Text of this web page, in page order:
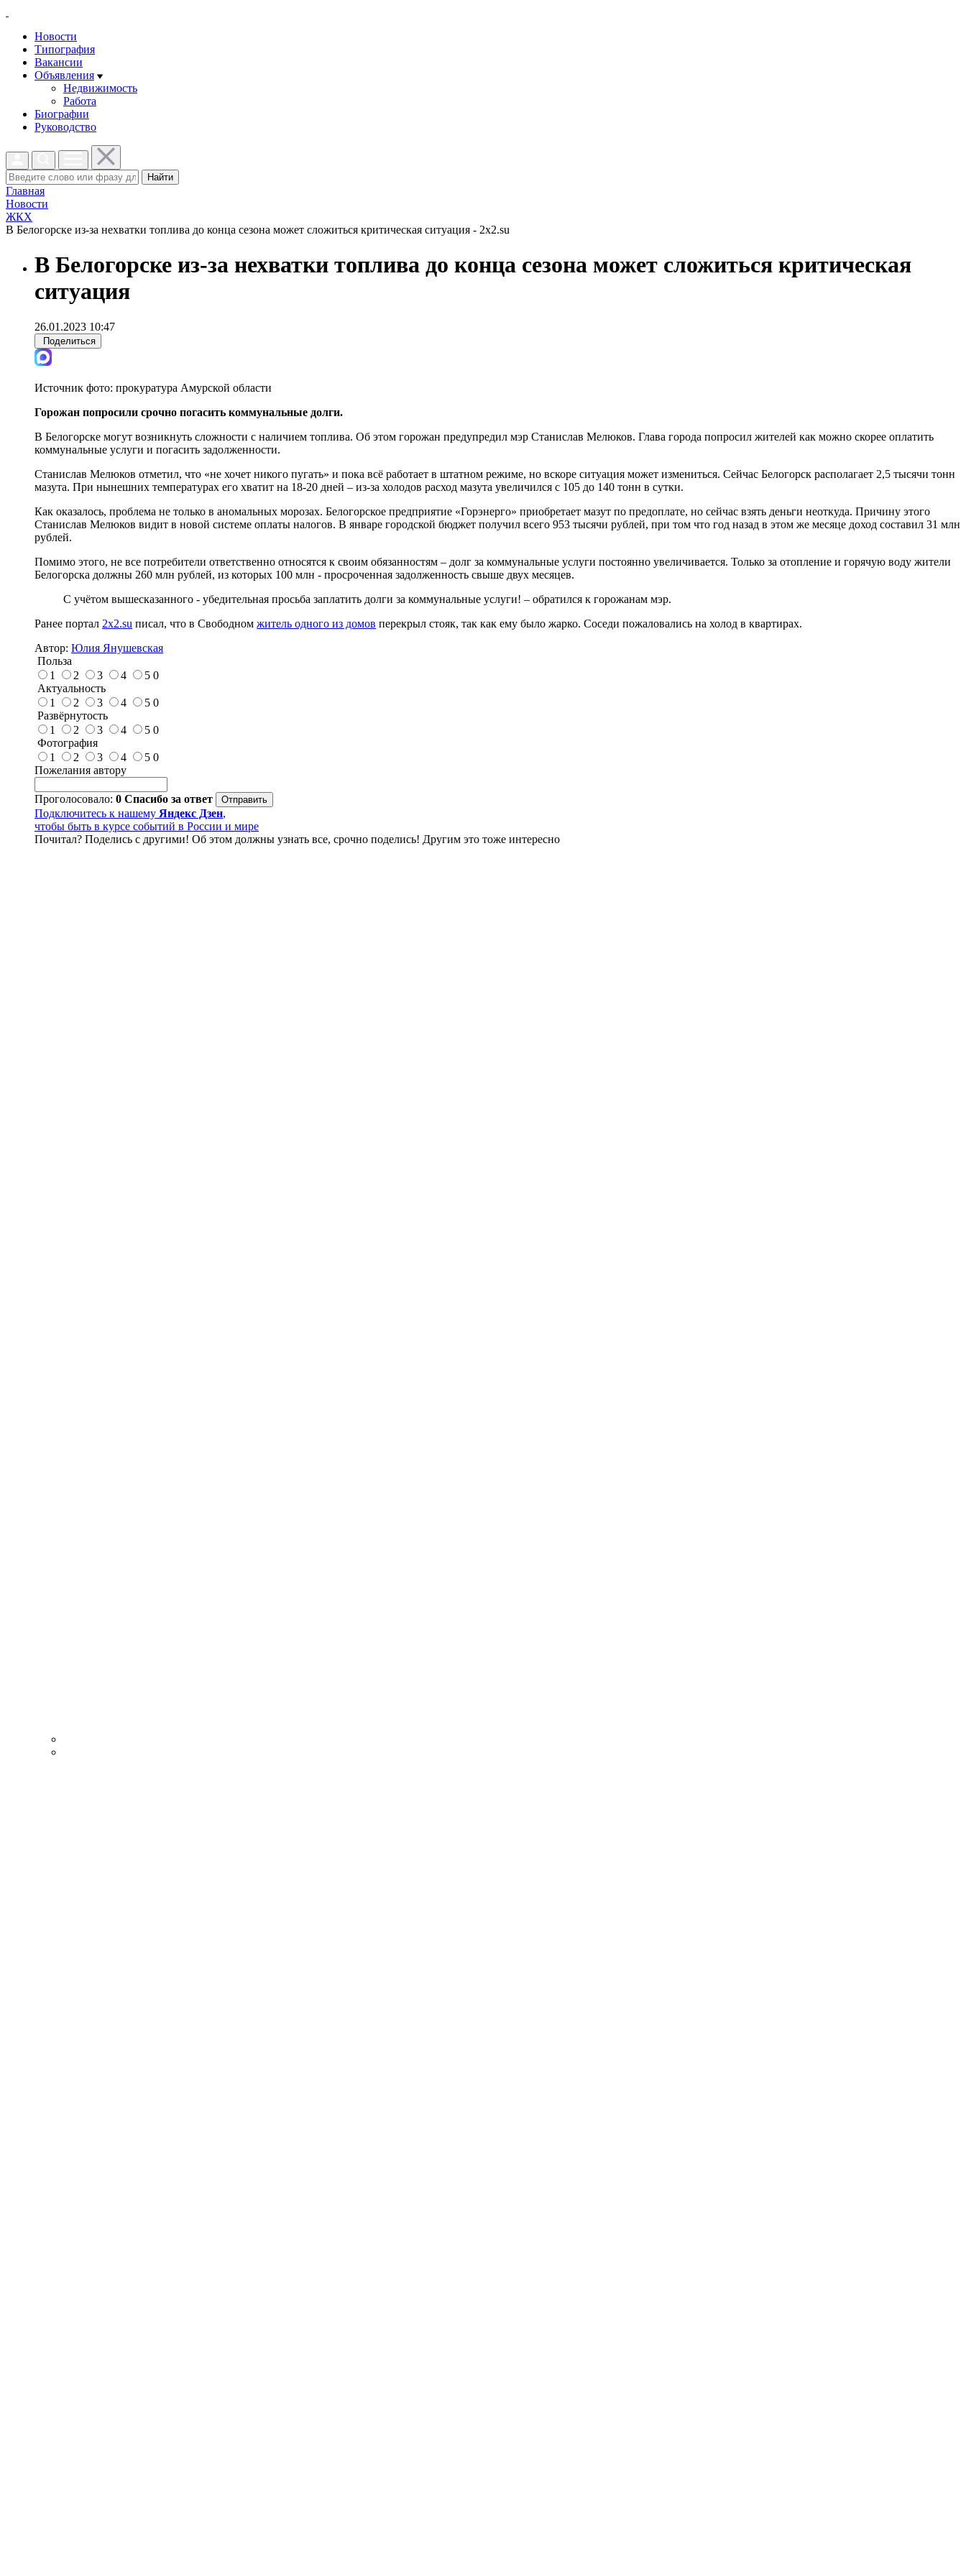
Новости
Типография
Вакансии
Объявления
Недвижимость
Работа
Биографии
Руководство
Найти
Главная
Новости
ЖКХ
В Белогорске из-за нехватки топлива до конца сезона может сложиться критическая ситуация - 2x2.su
В Белогорске из-за нехватки топлива до конца сезона может сложиться критическая
ситуация
26.01.2023 10:47
Поделиться
Источник фото: прокуратура Амурской области
Горожан попросили срочно погасить коммунальные долги.
В Белогорске могут возникнуть сложности с наличием топлива. Об этом горожан предупредил мэр Станислав Мелюков. Глава города попросил жителей как можно скорее оплатить
коммунальные услуги и погасить задолженности.
Станислав Мелюков отметил, что «не хочет никого пугать» и пока всё работает в штатном режиме, но вскоре ситуация может измениться. Сейчас Белогорск располагает 2,5 тысячи тонн
мазута. При нынешних температурах его хватит на 18-20 дней – из-за холодов расход мазута увеличился с 105 до 140 тонн в сутки.
Как оказалось, проблема не только в аномальных морозах. Белогорское предприятие «Горэнерго» приобретает мазут по предоплате, но сейчас взять деньги неоткуда. Причину этого
Станислав Мелюков видит в новой системе оплаты налогов. В январе городской бюджет получил всего 953 тысячи рублей, при том что год назад в этом же месяце доход составил 31 млн
рублей.
Помимо этого, не все потребители ответственно относятся к своим обязанностям – долг за коммунальные услуги постоянно увеличивается. Только за отопление и горячую воду жители
Белогорска должны 260 млн рублей, из которых 100 млн - просроченная задолженность свыше двух месяцев.
С учётом вышесказанного - убедительная просьба заплатить долги за коммунальные услуги! – обратился к горожанам мэр.
Ранее портал 2x2.su писал, что в Свободном житель одного из домов перекрыл стояк, так как ему было жарко. Соседи пожаловались на холод в квартирах.
Автор: Юлия Янушевская
Польза
1
2 3 4 5 0
Актуальность
1
2 3 4 5 0
Развёрнутость
1
2 3 4 5 0
Фотография
1
2 3 4 5 0
Пожелания автору
Проголосовало: 0 Спасибо за ответ
Подключитесь к нашему Яндекс Дзен,
чтобы быть в курсе событий в России и мире
Почитал? Поделись с другими! Об этом должны узнать все, срочно поделись! Другим это тоже интересно